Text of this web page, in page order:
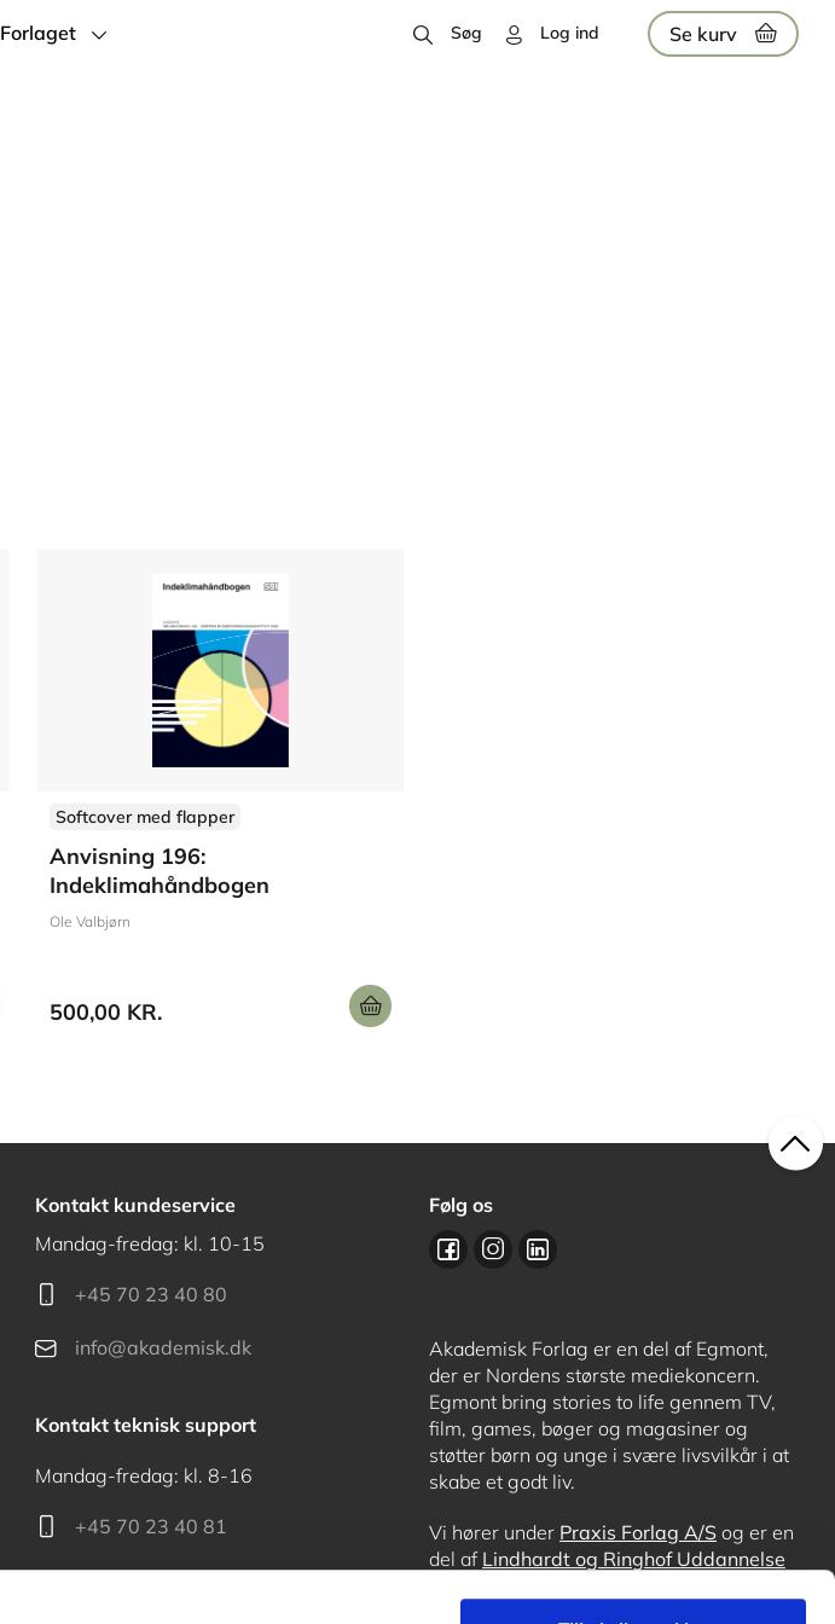
Forlaget Søg Log ind Se kurv
Softcover med flapper
Anvisning 196:
Indeklimahåndbogen
Ole Valbjørn
500,00 KR.
Kontakt kundeservice
Mandag-fredag: kl. 10-15
+45 70 23 40 80
info@akademisk.dk
Kontakt teknisk support
Mandag-fredag: kl. 8-16
+45 70 23 40 81
Følg os
Akademisk Forlag er en del af Egmont,
der er Nordens største mediekoncern.
Egmont bring stories to life gennem TV,
film, games, bøger og magasiner og
støtter børn og unge i svære livsvilkår i at
skabe et godt liv.
Vi hører under Praxis Forlag A/S og er en
del af Lindhardt og Ringhof Uddannelse